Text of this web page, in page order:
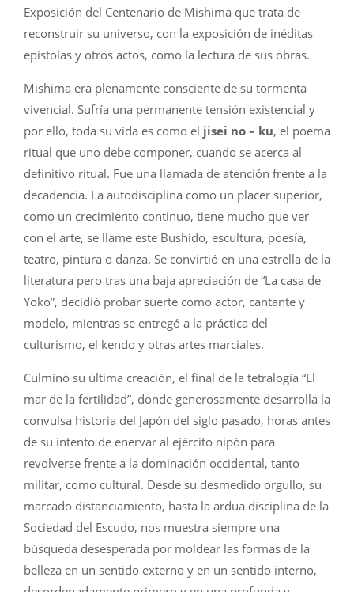
Exposición del Centenario de Mishima que trata de
reconstruir su universo, con la exposición de inéditas
epístolas y otros actos, como la lectura de sus obras.
Mishima era plenamente consciente de su tormenta
vivencial. Sufría una permanente tensión existencial y
por ello, toda su vida es como el jisei no – ku, el poema
ritual que uno debe componer, cuando se acerca al
definitivo ritual. Fue una llamada de atención frente a la
decadencia. La autodisciplina como un placer superior,
como un crecimiento continuo, tiene mucho que ver
con el arte, se llame este Bushido, escultura, poesía,
teatro, pintura o danza. Se convirtió en una estrella de la
literatura pero tras una baja apreciación de “La casa de
Yoko”, decidió probar suerte como actor, cantante y
modelo, mientras se entregó a la práctica del
culturismo, el kendo y otras artes marciales.
Culminó su última creación, el final de la tetralogía “El
mar de la fertilidad”, donde generosamente desarrolla la
convulsa historia del Japón del siglo pasado, horas antes
de su intento de enervar al ejército nipón para
revolverse frente a la dominación occidental, tanto
militar, como cultural. Desde su desmedido orgullo, su
marcado distanciamiento, hasta la ardua disciplina de la
Sociedad del Escudo, nos muestra siempre una
búsqueda desesperada por moldear las formas de la
belleza en un sentido externo y en un sentido interno,